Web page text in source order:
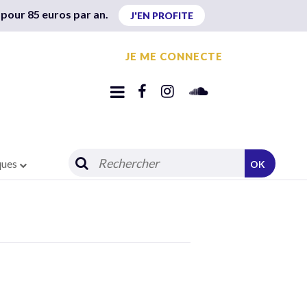
85 euros par an. J'EN PROFITE
JE ME CONNECTE
OK